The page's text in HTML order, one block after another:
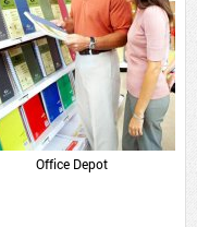
Office Depot